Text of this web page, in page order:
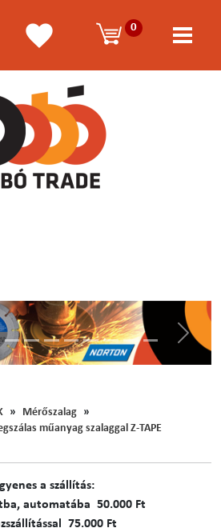
0
Mérőszalag
műanyag szalaggal Z-TAPE
a szállítás:
automatába 50.000 Ft
75.000 Ft